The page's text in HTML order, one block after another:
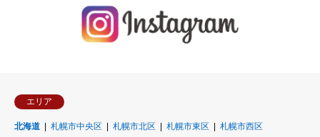
エリア
北海道 札幌市中央区 札幌市北区 札幌市東区
札幌市西区